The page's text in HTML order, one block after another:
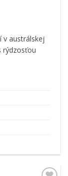
v austrálskej
rýdzosťou